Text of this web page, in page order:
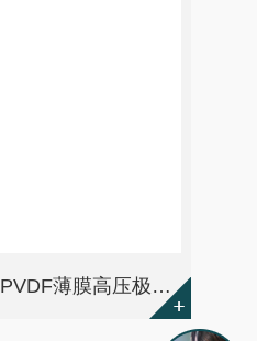
PVDF-300型PVDF薄膜高压极化装置